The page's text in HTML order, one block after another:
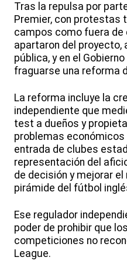
Tras la repulsa por
Premier, con protestas
campos como fuera de
apartaron del proyecto,
pública, y en el
fraguarse una reforma
La reforma incluye la
independiente que
test a dueños y
problemas
entrada de clubes
representación del
de decisión y mejorar
pirámide del fútbol
Ese regulador
poder de prohibir que
competiciones no
League.